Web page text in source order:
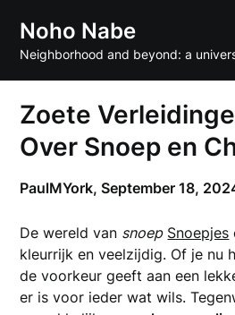
content
Noho Nabe
Neighborhood and beyond: a
Zoete
Over Snoep en
PaulMYork,September 18,
De wereld van snoep Snoepjes
kleurrijk en veelzijdig. Of je nu
de voorkeur geeft aan een
er is voor ieder wat wils.